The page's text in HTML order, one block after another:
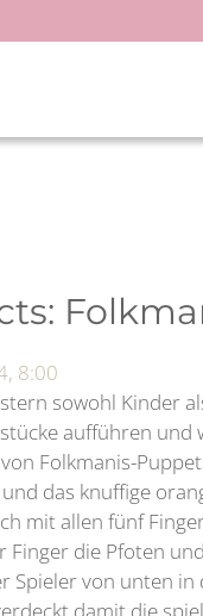
8:00
sowohl Kinder
aufführen
Folkmanis-
und das knuffige
mit allen fünf
Finger die Pfoten
Spieler von unten